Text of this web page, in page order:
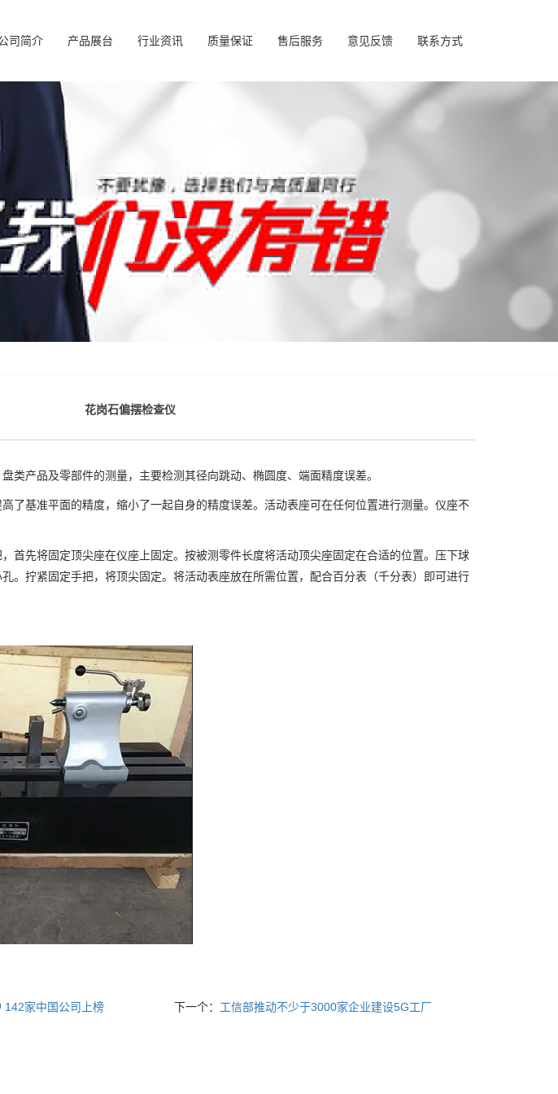
司简介 产品展台 行业资讯 质量保证 售后服务 意见反馈 联系方式
花岗石偏摆检查仪
类产品及零部件的测量，主要检测其径向跳动、椭圆度、端面精度误差。
了基准平面的精度，缩小了一起自身的精度误差。活动表座可在任何位置进行测量。仪座不
首先将固定顶尖座在仪座上固定。按被测零件长度将活动顶尖座固定在合适的位置。压下球
。拧紧固定手把，将顶尖固定。将活动表座放在所需位置，配合百分表（千分表）即可进行
142家中国公司上榜 下一个： 工信部推动不少于3000家企业建设5G工厂